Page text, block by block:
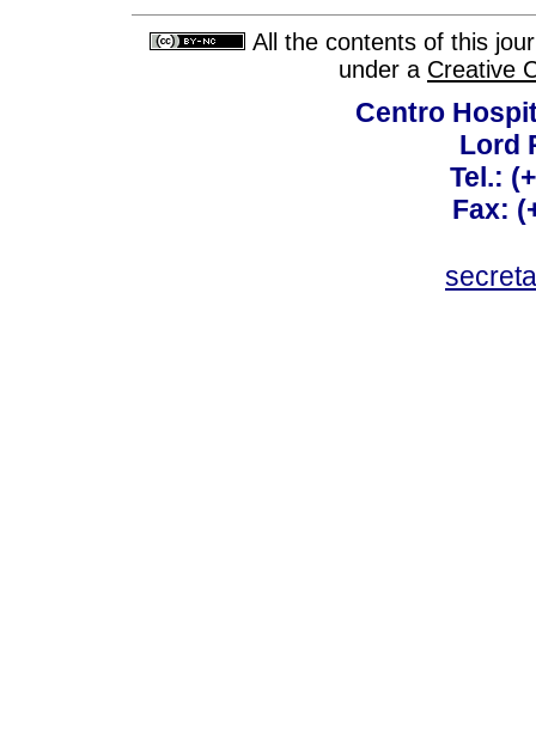
All the contents of this
under a Creative
Centro
Lord
Tel.:
Fax: